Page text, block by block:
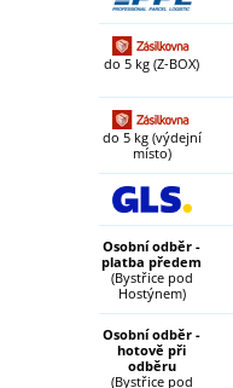
do 5 kg (Z-BOX)
do 5 kg (výdejní
místo)
Osobní odběr -
platba předem
(Bystřice pod
Hostýnem)
Osobní odběr -
hotově při
odběru
(Bystřice pod